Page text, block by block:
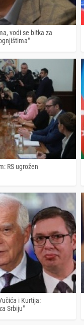
vodi se bitka za
RS ugrožen
i Kurtija:
Srbiju"